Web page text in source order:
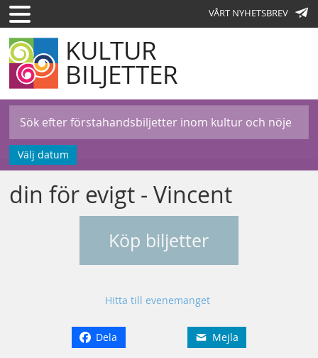
VÅRT NYHETSBREV
KULTUR
BILJETTER
Välj datum
din för evigt - Vincent
Köp biljetter
Hitta till evenemanget
Dela Mejla